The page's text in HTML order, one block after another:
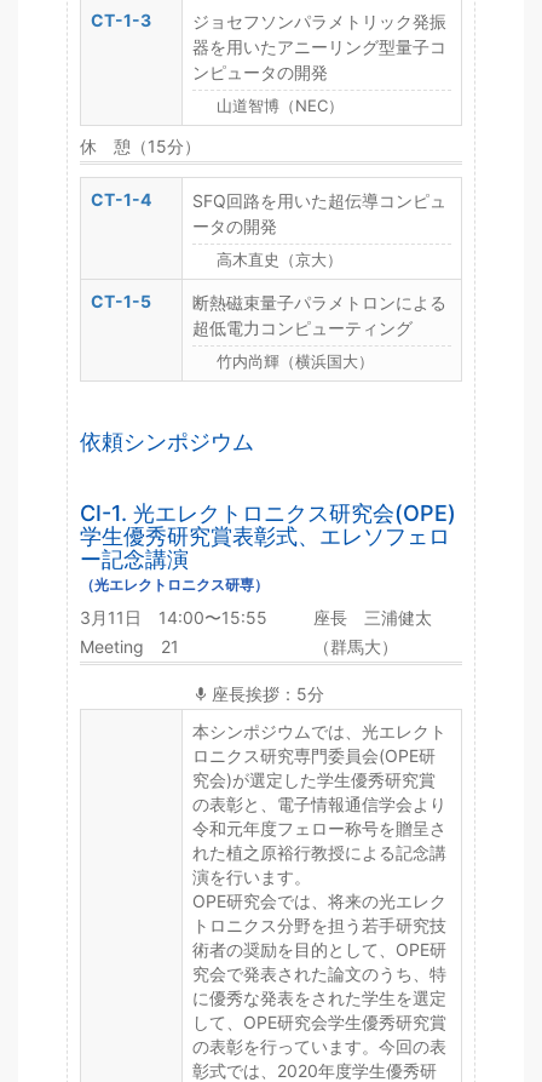
CT-1-3
ジョセフソンパラメトリック発振
器を用いたアニーリング型量子コ
ンピュータの開発
山道智博（NEC）
休 憩（15分）
CT-1-4
SFQ回路を用いた超伝導コンピュ
ータの開発
高木直史（京大）
CT-1-5
断熱磁束量子パラメトロンによる
超低電力コンピューティング
竹内尚輝（横浜国大）
依頼シンポジウム
CI-1. 光エレクトロニクス研究会(OPE)
学生優秀研究賞表彰式、エレソフェロ
ー記念講演
（光エレクトロニクス研専）
3月11日 14:00〜15:55
Meeting 21
座長 三浦健太
（群馬大）
座長挨拶：5分
本シンポジウムでは、光エレクト
ロニクス研究専門委員会(OPE研
究会)が選定した学生優秀研究賞
の表彰と、電子情報通信学会より
令和元年度フェロー称号を贈呈さ
れた植之原裕行教授による記念講
演を行います。
OPE研究会では、将来の光エレク
トロニクス分野を担う若手研究技
術者の奨励を目的として、OPE研
究会で発表された論文のうち、特
に優秀な発表をされた学生を選定
して、OPE研究会学生優秀研究賞
の表彰を行っています。今回の表
彰式では、2020年度学生優秀研